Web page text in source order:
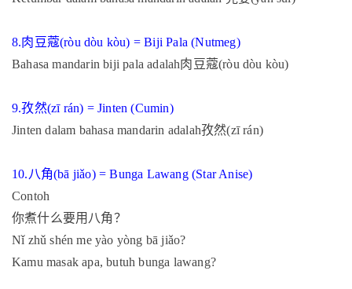
8.肉豆蔻(ròu dòu kòu) = Biji Pala (Nutmeg)
Bahasa mandarin biji pala adalah肉豆蔻(ròu dòu kòu)
9.孜然(zī rán) = Jinten (Cumin)
Jinten dalam bahasa mandarin adalah孜然(zī rán)
10. 八角(bā jiǎo) = Bunga Lawang (Star Anise)
Contoh
你煮什么要用八角？
Nǐ zhǔ shén me yào yòng bā jiǎo?
Kamu masak apa, butuh bunga lawang?